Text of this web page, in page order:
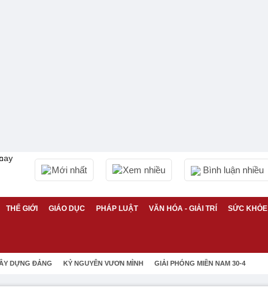
Mới nhất Xem nhiều Bình luận nhiều
THẾ GIỚI GIÁO DỤC PHÁP LUẬT VĂN HÓA - GIẢI TRÍ SỨC KHỎE
DỰNG ĐẢNG KỶ NGUYÊN VƯƠN MÌNH GIẢI PHÓNG MIỀN NAM 30-4